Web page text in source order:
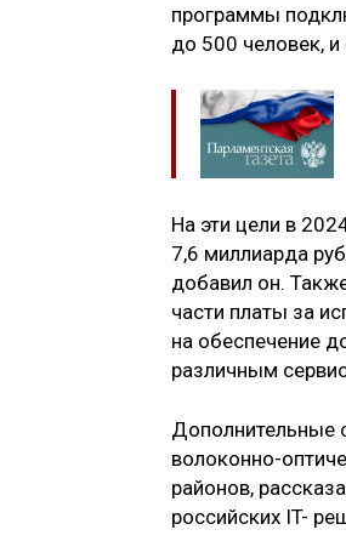
программы
до 500 человек,
На эти цели в
7,6 миллиарда
добавил он.
части платы за
на обеспечение
различным
Дополнительные
волоконно-
районов,
российских IT-